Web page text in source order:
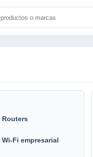
Routers
Wi-Fi empresarial